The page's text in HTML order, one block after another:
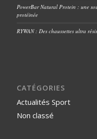
PowerBar Natural Protein : une
protéinée
RYWAN : Des chaussettes ultra
CATÉGORIES
Actualités Sport
Non classé